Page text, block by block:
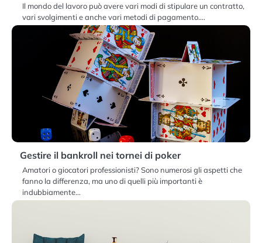
Il mondo del lavoro può avere vari modi di stipulare un contratto,
vari svolgimenti e anche vari metodi di pagamento.…
Gestire il bankroll nei tornei di poker
Amatori o giocatori professionisti? Sono numerosi gli aspetti che
fanno la differenza, ma uno di quelli più importanti è
indubbiamente…